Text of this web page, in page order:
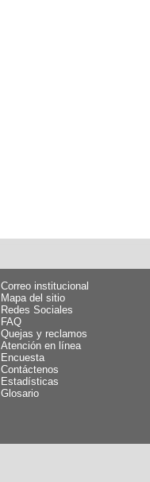
Correo institucional
Mapa del sitio
Redes Sociales
FAQ
Quejas y reclamos
Atención en línea
Encuesta
Contáctenos
Estadísticas
Glosario